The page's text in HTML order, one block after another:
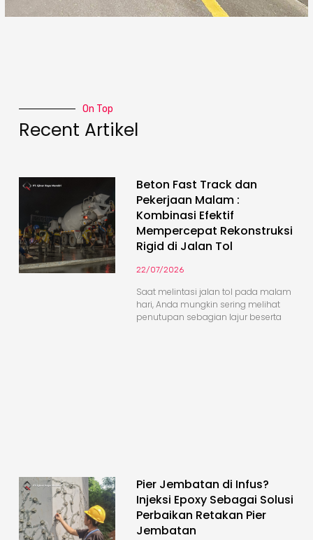
On Top
Recent Artikel
Beton Fast Track dan
Pekerjaan Malam :
Kombinasi Efektif
Mempercepat Rekonstruksi
Rigid di Jalan Tol
22/07/2026
Saat melintasi jalan tol pada malam
hari, Anda mungkin sering melihat
penutupan sebagian lajur beserta
Pier Jembatan di Infus?
Injeksi Epoxy Sebagai Solusi
Perbaikan Retakan Pier
Jembatan